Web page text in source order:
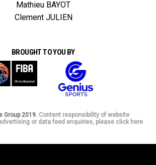
Mathieu BAYOT
Clement JULIEN
BROUGHT TO YOU BY
Group 2019. Content responsibility of website
or data feed enquiries, please click here